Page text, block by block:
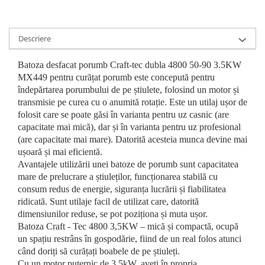
Zdrobitoare electrice & manuale
Zdrobitoare manuale
Masini de cusut si accesorii
Articole antidaunatori gradina
Sere si solarii
Suflante si aspiratoare exterior
Unelte altoit
Unelte manuale de gradina -
Stropitori
Folie si plase pt plante
Masini de maturat manuale
Masini batut stalpi
Kit-uri siguranta auto
Kit-uri Supravietuire si Accesorii
Curatenie si menaj
Accesorii ingrijire casa
Accesorii maturi, mopuri si galeti
Aparate de calcat
Aspiratoare electrice
Cutii depozitare diverse
Cutii depozitare medicamente
Cutii pentru chei
Dulapuri si rafturi de depozitare
Maturi, mopuri si galeti
Organizatoare imbracaminte si
incaltaminte
Perii de curatare
Accesorii pentru macarale
Macarale electrice
Macarale manuale
Aparate si instrumente de masurat
Rulete
Telemetre, nivele, sublere
Masini de polisat
Rindele electrice
Pistoale electrice aer cald si vopsit
Pistoale electrice aer cald
Pistoale electrice de vopsit
Echipamente de protectie
Cizme, bocanci, pantofi si galosi
Manusi si palmare
Descriere
Batoza desfacat porumb Craft-tec dubla 4800 50-90 3.5KW
MX449 pentru curățat porumb este concepută pentru
îndepărtarea porumbului de pe știulete, folosind un motor și
transmisie pe curea cu o anumită rotație. Este un utilaj ușor de
folosit care se poate găsi în varianta pentru uz casnic (are
capacitate mai mică), dar și în varianta pentru uz profesional
(are capacitate mai mare). Datorită acesteia munca devine mai
ușoară și mai eficientă.
Avantajele utilizării unei batoze de porumb sunt capacitatea
mare de prelucrare a știuleților, funcționarea stabilă cu
consum redus de energie, siguranța lucrării și fiabilitatea
ridicată. Sunt utilaje facil de utilizat care, datorită
dimensiunilor reduse, se pot poziționa și muta ușor.
Batoza Craft - Tec 4800 3,5KW – mică și compactă, ocupă
un spațiu restrâns în gospodărie, fiind de un real folos atunci
când doriți să curățați boabele de pe știuleți.